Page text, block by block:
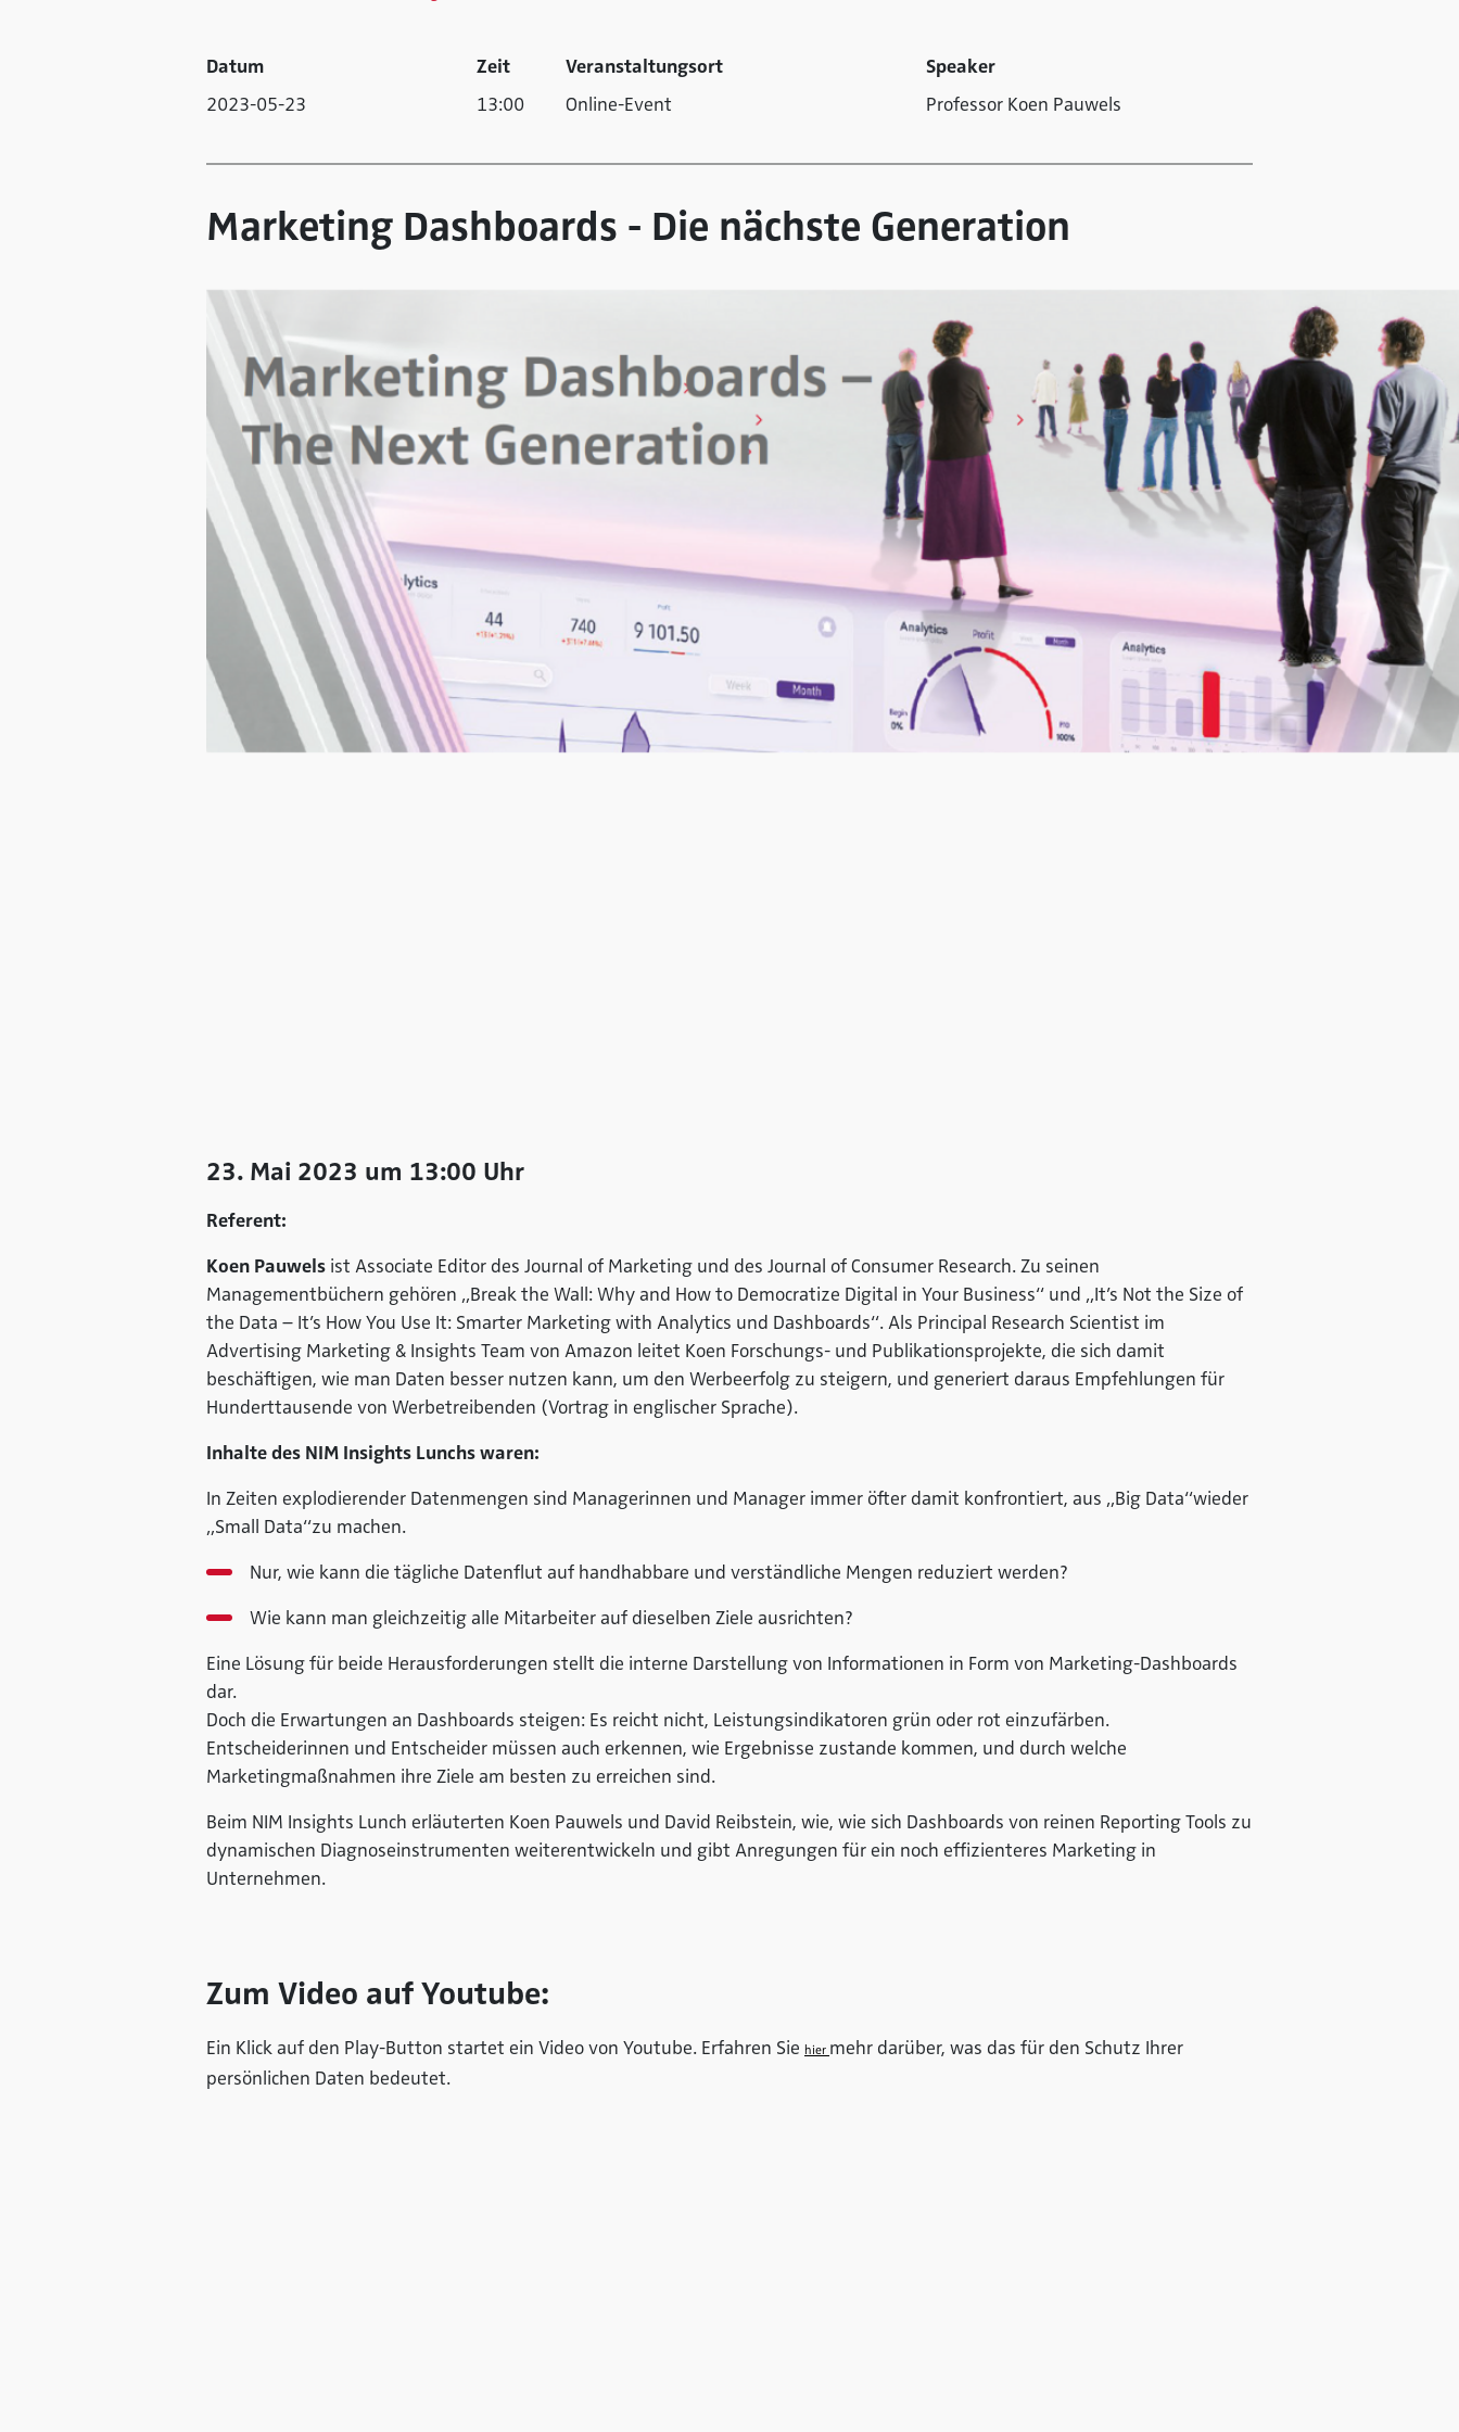
Datum
2023-05-23
Zeit
13:00
Veranstaltungsort
Online-Event
Speaker
Professor Koen Pauwels
Marketing Dashboards - Die nächste Generation
23. Mai 2023 um 13:00 Uhr
Referent:
Koen Pauwels ist Associate Editor des Journal of Marketing und des Journal of Consumer Research. Zu seinen
Managementbüchern gehören „Break the Wall: Why and How to Democratize Digital in Your Business“ und „It’s Not the Size of
the Data – It’s How You Use It: Smarter Marketing with Analytics und Dashboards“. Als Principal Research Scientist im
Advertising Marketing & Insights Team von Amazon leitet Koen Forschungs- und Publikationsprojekte, die sich damit
beschäftigen, wie man Daten besser nutzen kann, um den Werbeerfolg zu steigern, und generiert daraus Empfehlungen für
Hunderttausende von Werbetreibenden (Vortrag in englischer Sprache).
Inhalte des NIM Insights Lunchs waren:
In Zeiten explodierender Datenmengen sind Managerinnen und Manager immer öfter damit konfrontiert, aus „Big Data“wieder
„Small Data“zu machen.
Nur, wie kann die tägliche Datenflut auf handhabbare und verständliche Mengen reduziert werden?
Wie kann man gleichzeitig alle Mitarbeiter auf dieselben Ziele ausrichten?
Eine Lösung für beide Herausforderungen stellt die interne Darstellung von Informationen in Form von Marketing-Dashboards
dar.
Doch die Erwartungen an Dashboards steigen: Es reicht nicht, Leistungsindikatoren grün oder rot einzufärben.
Entscheiderinnen und Entscheider müssen auch erkennen, wie Ergebnisse zustande kommen, und durch welche
Marketingmaßnahmen ihre Ziele am besten zu erreichen sind.
Beim NIM Insights Lunch erläuterten Koen Pauwels und David Reibstein, wie, wie sich Dashboards von reinen Reporting Tools zu
dynamischen Diagnoseinstrumenten weiterentwickeln und gibt Anregungen für ein noch effizienteres Marketing in
Unternehmen.
Zum Video auf Youtube:
Ein Klick auf den Play-Button startet ein Video von Youtube. Erfahren Sie hier mehr darüber, was das für den Schutz Ihrer
persönlichen Daten bedeutet.